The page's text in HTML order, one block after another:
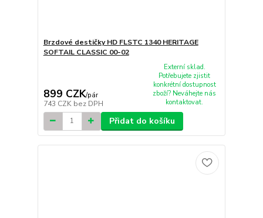
Brzdové destičky HD FLSTC 1340 HERITAGE
SOFTAIL CLASSIC 00-02
899 CZK/pár
743 CZK bez DPH
Externí sklad.
Potřebujete zjistit
konkrétní dostupnost
zboží? Neváhejte nás
kontaktovat.
Přidat do košíku